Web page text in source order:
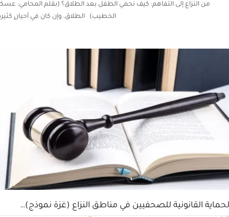
من النزاع إلى التفاهم: كيف نحمي الطفل بعد الطلاق؟ (بقلم المحامي:
الخطيب) الطلاق، وإن كان في أحيانٍ
القانونية للصحفيين في مناطق النزاع (غزة نموذج)…